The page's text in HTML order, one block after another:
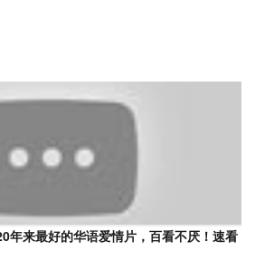
年来最好的华语爱情片，百看不厌！速看